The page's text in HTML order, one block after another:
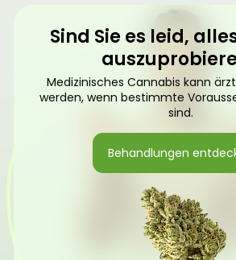
Sind Sie es leid,
Medizinisches Cannabis kann
werden, wenn bestimmte
sind.
Behandlungen